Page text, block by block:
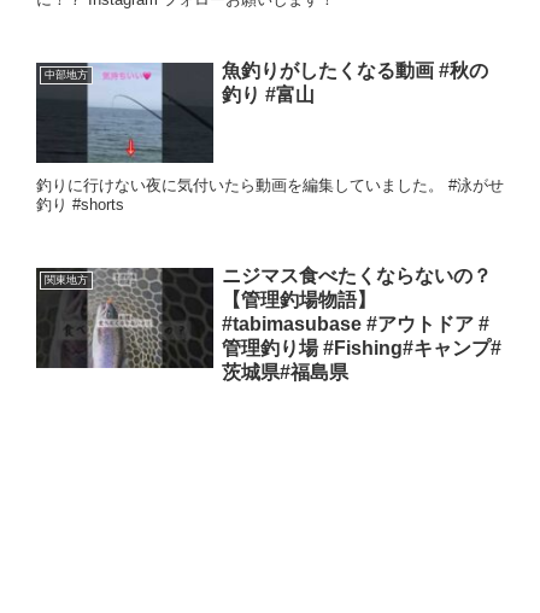
中部地方
魚釣りがしたくなる動画 #秋の
釣り #富山
釣りに行けない夜に気付いたら動画を編集していました。 #泳がせ
釣り #shorts
関東地方
ニジマス食べたくならないの？
【管理釣場物語】
#tabimasubase #アウトドア #
管理釣り場 #Fishing#キャンプ#
茨城県#福島県